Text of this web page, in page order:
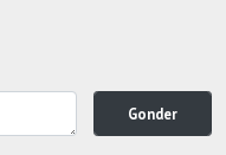
Gonder